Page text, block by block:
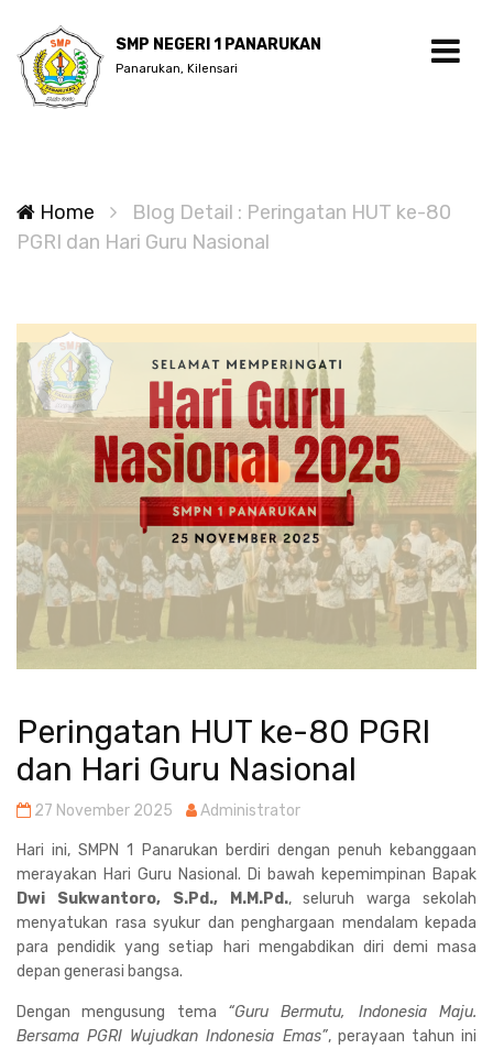
SMP NEGERI 1 PANARUKAN
Panarukan, Kilensari
Home
Blog Detail : Peringatan HUT ke-80
PGRI dan Hari Guru Nasional
Peringatan HUT ke-80 PGRI
dan Hari Guru Nasional
27 November 2025 Administrator
Hari ini, SMPN 1 Panarukan berdiri dengan penuh kebanggaan
merayakan Hari Guru Nasional. Di bawah kepemimpinan Bapak
Dwi Sukwantoro, S.Pd., M.M.Pd., seluruh warga sekolah
menyatukan rasa syukur dan penghargaan mendalam kepada
para pendidik yang setiap hari mengabdikan diri demi masa
depan generasi bangsa.
Dengan mengusung tema “Guru Bermutu, Indonesia Maju.
Bersama PGRI Wujudkan Indonesia Emas”, perayaan tahun ini